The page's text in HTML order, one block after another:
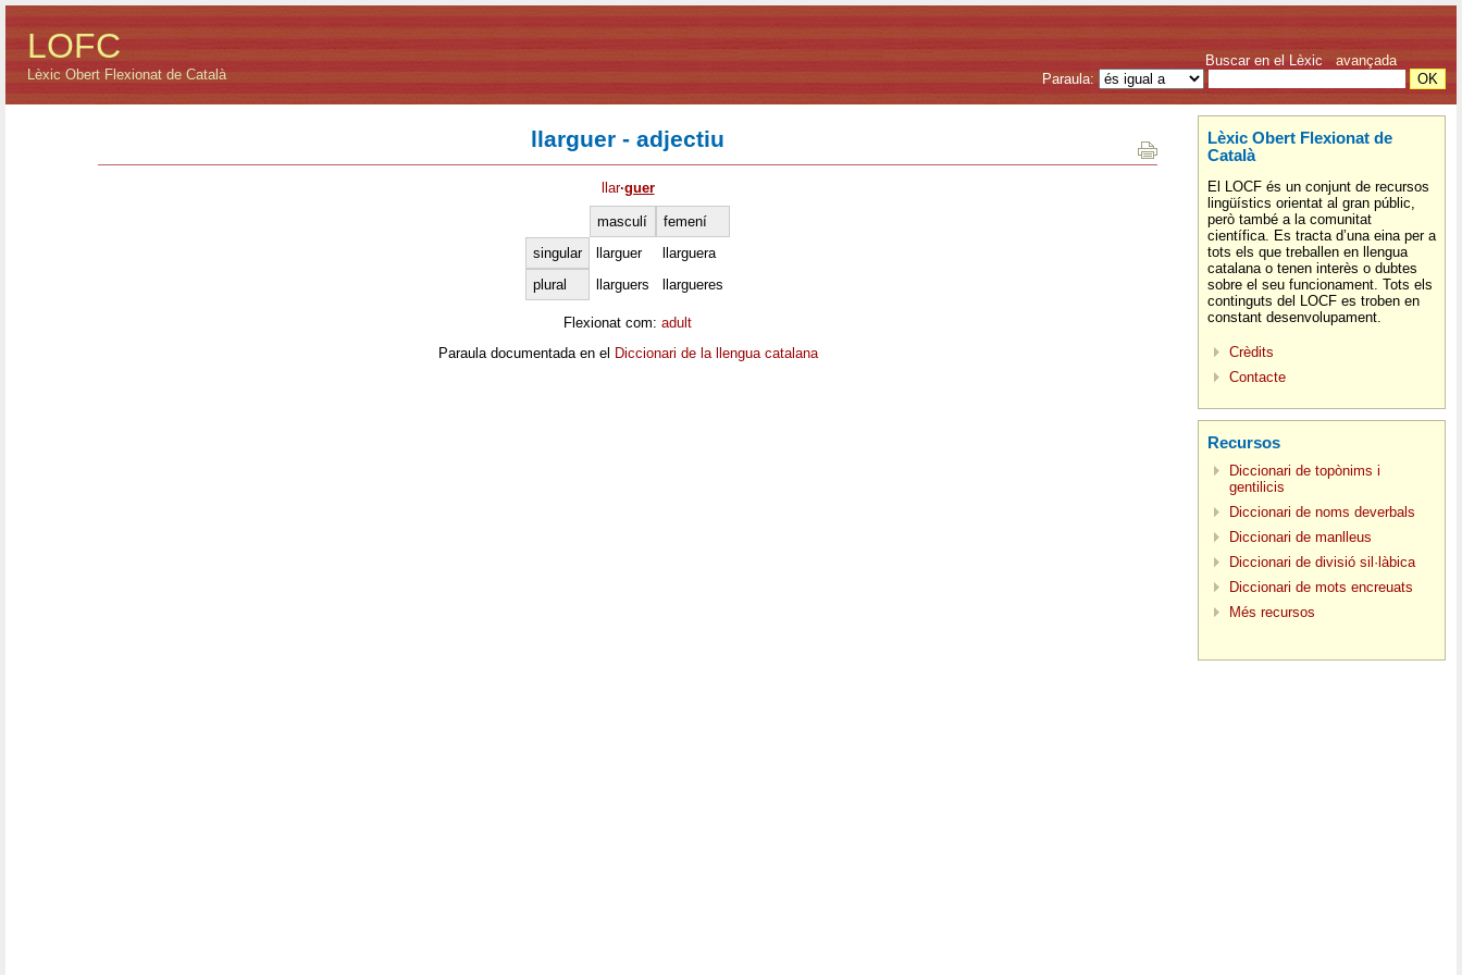
LOFC
Lèxic Obert Flexionat de Català
Buscar en el Lèxic avançada
Paraula:
llarguer - adjectiu
llar·guer
masculí
femení
singular
llarguer
llarguera
plural
llarguers llargueres
Flexionat com: adult
Paraula documentada en el Diccionari de la llengua catalana
Lèxic Obert Flexionat de
Català
El LOCF és un conjunt de recursos
lingüístics orientat al gran públic,
però també a la comunitat
científica. Es tracta d’una eina per a
tots els que treballen en llengua
catalana o tenen interès o dubtes
sobre el seu funcionament. Tots els
continguts del LOCF es troben en
constant desenvolupament.
Crèdits
Contacte
Recursos
Diccionari de topònims i
gentilicis
Diccionari de noms deverbals
Diccionari de manlleus
Diccionari de divisió sil·làbica
Diccionari de mots encreuats
Més recursos